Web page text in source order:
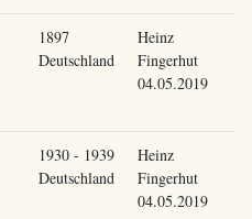
1897
Deutschland
Heinz
Fingerhut
04.05.2019
1930 - 1939
Deutschland
Heinz
Fingerhut
04.05.2019